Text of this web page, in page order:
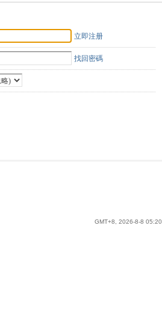
立即注册
找回密碼
GMT+8, 2026-8-8 05:20